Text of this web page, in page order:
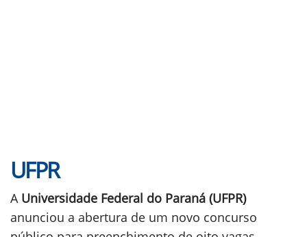
UFPR
A Universidade Federal do Paraná (UFPR)
anunciou a abertura de um novo concurso